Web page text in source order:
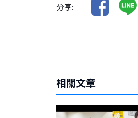
分享:
相關文章